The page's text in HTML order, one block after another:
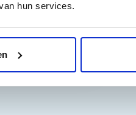
hun services.